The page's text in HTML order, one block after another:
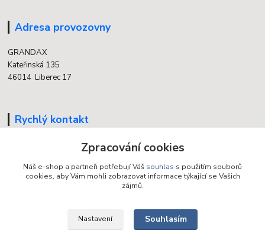
Adresa provozovny
GRANDAX
Kateřinská 135
46014 Liberec 17
Rychlý kontakt
info@grandax.cz
Zpracování cookies
Náš e-shop a partneři potřebují Váš souhlas s použitím souborů
cookies, aby Vám mohli zobrazovat informace týkající se Vašich
zájmů.
Nastavení Souhlasím